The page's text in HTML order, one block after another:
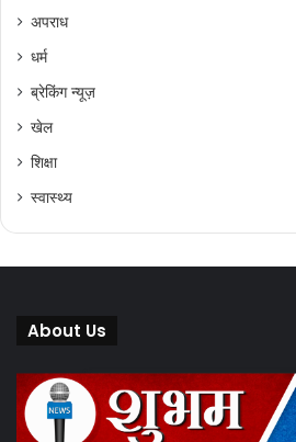
अपराध
धर्म
ब्रेकिंग न्यूज़
खेल
शिक्षा
स्वास्थ्य
About Us